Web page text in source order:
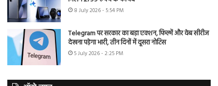
8 July 2026 - 5:54 PM
Telegram पर सरकार का बड़ा एक्शन, फिल्में और वेब सीरीज
देखना पड़ेगा भारी, तीन दिनों में दूसरा नोटिस
5 July 2026 - 2:25 PM